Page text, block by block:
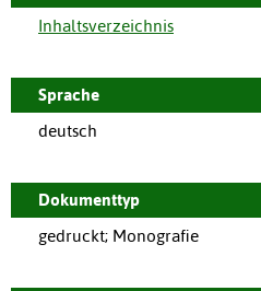
Inhaltsverzeichnis
Sprache
deutsch
Dokumenttyp
gedruckt; Monografie